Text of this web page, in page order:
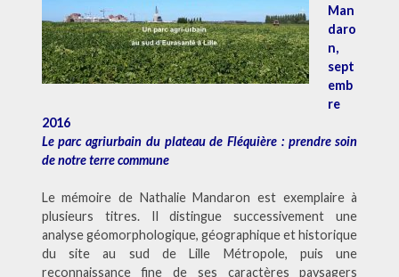
Man
daro
n,
sept
emb
re
2016
Le parc agriurbain du plateau de Fléquière : prendre soin
de notre terre commune
Le mémoire de Nathalie Mandaron est exemplaire à
plusieurs titres. Il distingue successivement une
analyse géomorphologique, géographique et historique
du site au sud de Lille Métropole, puis une
reconnaissance fine de ses caractères paysagers